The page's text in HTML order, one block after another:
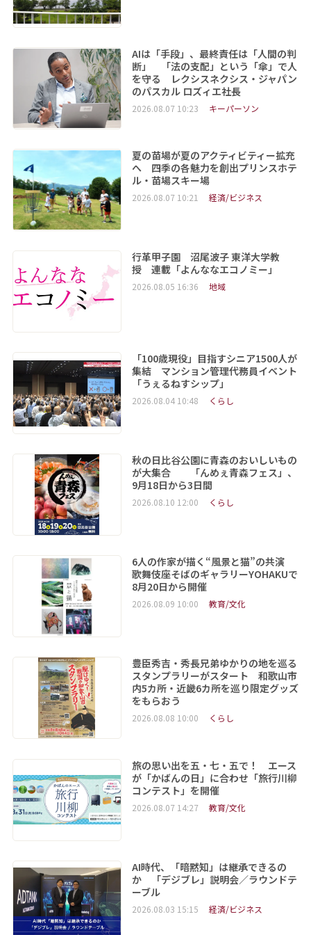
AIは「手段」、最終責任は「人間の判
断」 「法の支配」という「傘」で人
を守る レクシスネクシス・ジャパン
のパスカル ロズィエ社長
2026.08.07 10:23 キーパーソン
夏の苗場が夏のアクティビティー拡充
へ 四季の各魅力を創出プリンスホテ
ル・苗場スキー場
2026.08.07 10:21 経済/ビジネス
行革甲子園 沼尾波子 東洋大学教
授 連載「よんななエコノミー」
2026.08.05 16:36 地域
「100歳現役」目指すシニア1500人が
集結 マンション管理代務員イベント
「うぇるねすシップ」
2026.08.04 10:48 くらし
秋の日比谷公園に青森のおいしいもの
が大集合 「んめぇ青森フェス」、
9月18日から3日間
2026.08.10 12:00 くらし
6人の作家が描く“風景と猫”の共演
歌舞伎座そばのギャラリーYOHAKUで
8月20日から開催
2026.08.09 10:00 教育/文化
豊臣秀吉・秀長兄弟ゆかりの地を巡る
スタンプラリーがスタート 和歌山市
内5カ所・近畿6カ所を巡り限定グッズ
をもらおう
2026.08.08 10:00 くらし
旅の思い出を五・七・五で！ エース
が「かばんの日」に合わせ「旅行川柳
コンテスト」を開催
2026.08.07 14:27 教育/文化
AI時代、「暗黙知」は継承できるの
か 「デジブレ」説明会／ラウンドテ
ーブル
2026.08.03 15:15 経済/ビジネス